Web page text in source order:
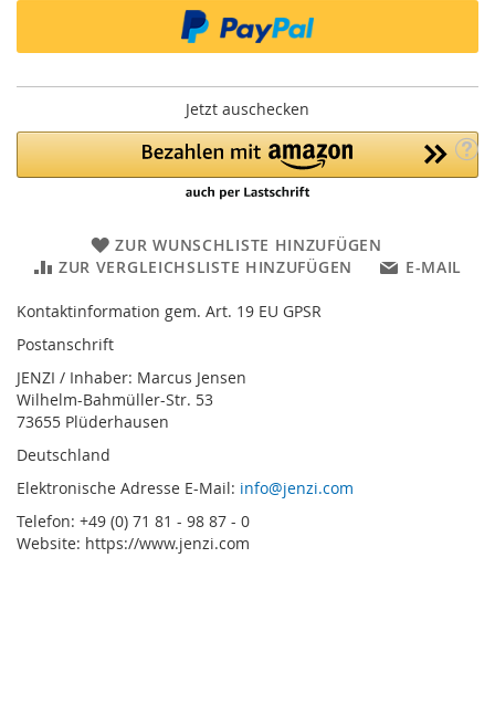
Jetzt auschecken
ZUR WUNSCHLISTE HINZUFÜGEN
ZUR VERGLEICHSLISTE HINZUFÜGEN
E-MAIL
Kontaktinformation gem. Art. 19 EU GPSR
Postanschrift
JENZI / Inhaber: Marcus Jensen
Wilhelm-Bahmüller-Str. 53
73655 Plüderhausen
Deutschland
Elektronische Adresse E-Mail: info@jenzi.com
Telefon: +49 (0) 71 81 - 98 87 - 0
Website: https://www.jenzi.com